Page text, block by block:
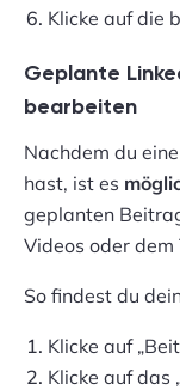
Klicke auf die
Geplante
bearbeiten
Nachdem du
hast, ist es
geplanten
Videos oder
So findest du
Klicke auf
Klicke auf das